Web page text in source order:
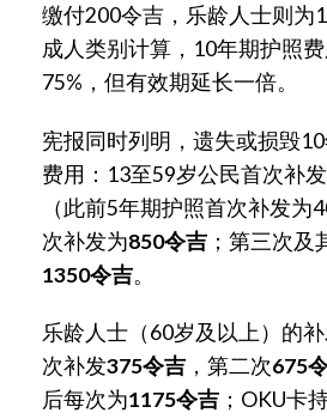
缴付200令吉，乐龄人士则为
成人类别计算，10年期护照
75%，但有效期延长一倍。
宪报同时列明，遗失或损毁
费用：13至59岁公民首次补
（此前5年期护照首次补发为
次补发为850令吉 ；第三次及
1350令吉。
乐龄人士（60岁及以上）的
次补发375令吉 ，第二次675
后每次为1175令吉 ；OKU卡